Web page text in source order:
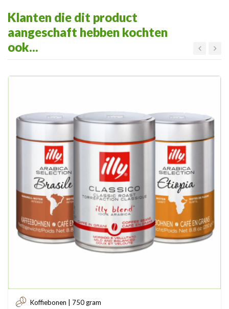
Klanten die dit product
aangeschaft hebben kochten
ook...
Koffiebonen | 750 gram